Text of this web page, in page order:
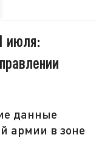
июля:
данные
армии в зоне